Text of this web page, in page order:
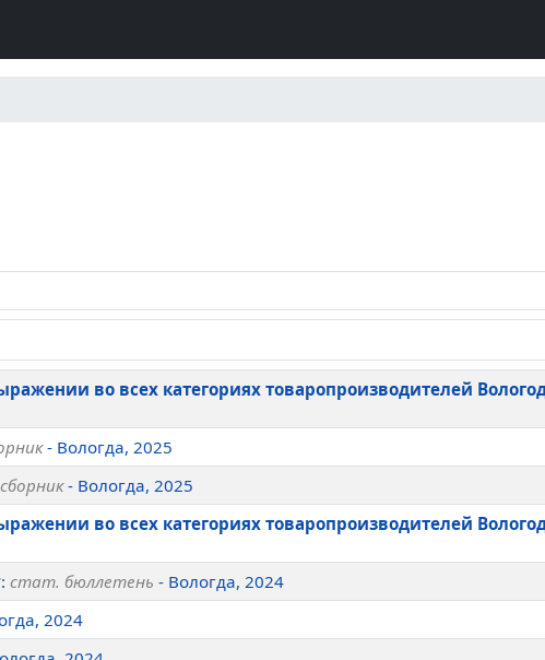
во всех категориях товаропроизводителей
- Вологда, 2025
- Вологда, 2025
во всех категориях товаропроизводителей
: стат. бюллетень - Вологда, 2024
2024